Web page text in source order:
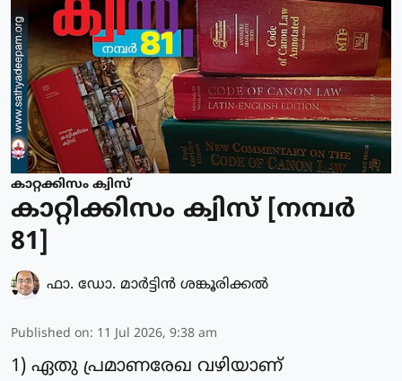
കാറ്റക്കിസം ക്വിസ്
കാറ്റിക്കിസം ക്വിസ് [നമ്പര്‍
81]
ഫാ. ഡോ. മാര്‍ട്ടിന്‍ ശങ്കൂരിക്കല്‍
Published on: 11 Jul 2026, 9:38 am
1) ഏതു പ്രമാണരേഖ വഴിയാണ്